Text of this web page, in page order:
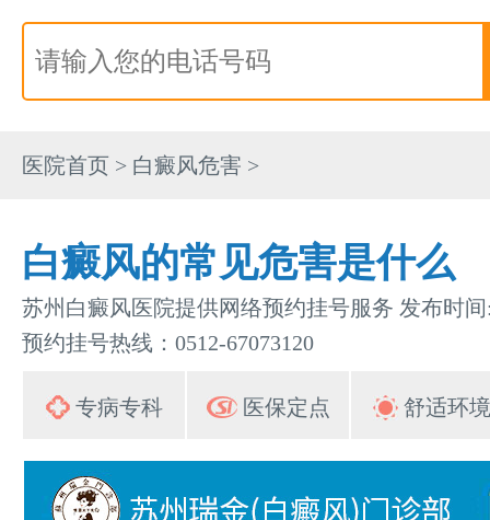
医院首页 > 白癜风危害 >
白癜风的常见危害是什么
苏州白癜风医院提供网络预约挂号服务 发布时间
预约挂号热线：0512-67073120
专病专科 医保定点 舒适环境